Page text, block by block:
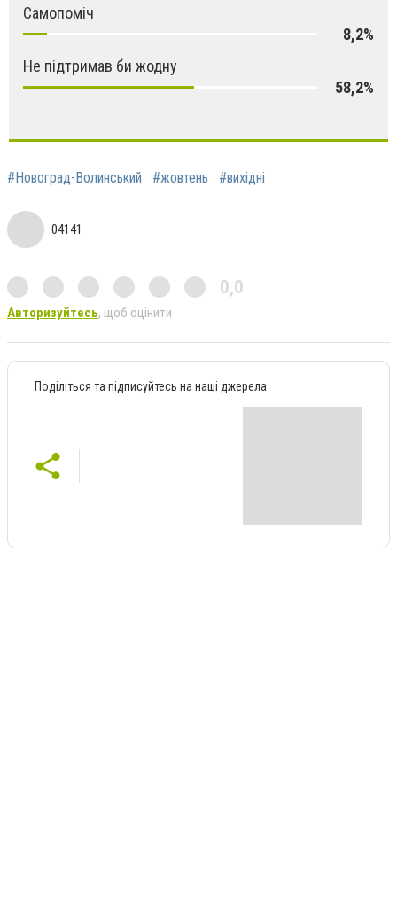
Самопоміч
8,2%
Не підтримав би жодну
58,2%
#Новоград-Волинський #жовтень #вихідні
04141
0,0
Авторизуйтесь, щоб оцінити
Поділіться та підписуйтесь на наші джерела